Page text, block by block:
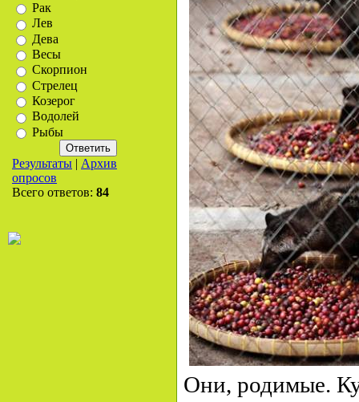
Рак
Лев
Дева
Весы
Скорпион
Стрелец
Козерог
Водолей
Рыбы
Результаты | Архив
опросов
Всего ответов: 84
Они, родимые.